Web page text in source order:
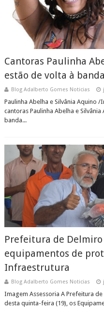
Cantoras Paulinha
estão de volta à
Blog Adalberto Gomes Noticias
Paulinha Abelha e Silvânia Aquino
cantoras Paulinha Abelha e
banda...
Prefeitura de
equipamentos de
Infraestrutura
Blog Adalberto Gomes Noticias
Imagem Assessoria A Prefeitura
desta quinta-feira (19), os